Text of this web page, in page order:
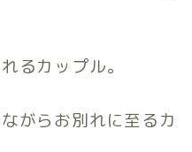
るカップル。
がらお別れに至るカ